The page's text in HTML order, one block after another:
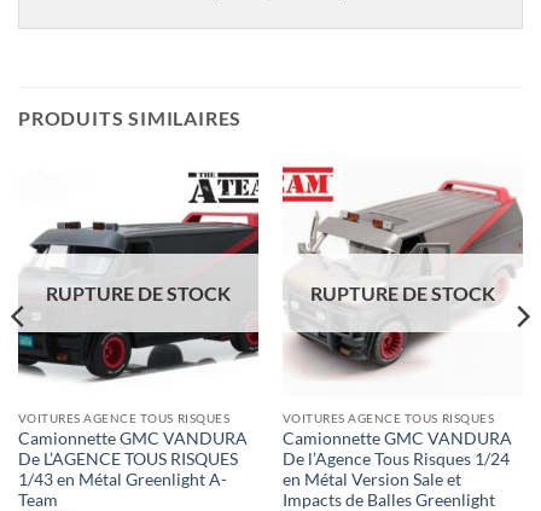
PRODUITS SIMILAIRES
RUPTURE DE STOCK
VOITURES AGENCE TOUS RISQUES
Camionnette GMC VANDURA
De L’AGENCE TOUS RISQUES
1/43 en Métal Greenlight A-
Team
RUPTURE DE STOCK
VOITURES AGENCE TOUS RISQUES
Camionnette GMC VANDURA
De l’Agence Tous Risques 1/24
en Métal Version Sale et
Impacts de Balles Greenlight